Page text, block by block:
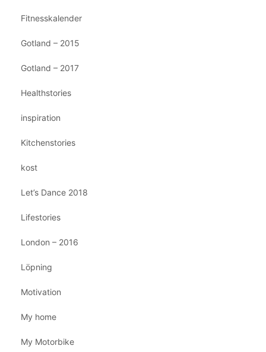
Fitnesskalender
Gotland – 2015
Gotland – 2017
Healthstories
inspiration
Kitchenstories
kost
Let’s Dance 2018
Lifestories
London – 2016
Löpning
Motivation
My home
My Motorbike